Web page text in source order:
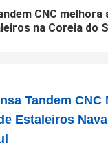
CNC
na Coreia do
Tandem CNC
Estaleiros